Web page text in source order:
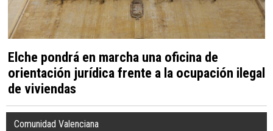
Elche pondrá en marcha una oficina de
orientación jurídica frente a la ocupación ilegal
de viviendas
Comunidad Valenciana